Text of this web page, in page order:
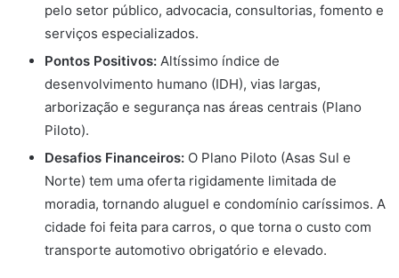
pelo setor público, advocacia, consultorias, fomento e
serviços especializados.
Pontos Positivos: Altíssimo índice de
desenvolvimento humano (IDH), vias largas,
arborização e segurança nas áreas centrais (Plano
Piloto).
Desafios Financeiros: O Plano Piloto (Asas Sul e
Norte) tem uma oferta rigidamente limitada de
moradia, tornando aluguel e condomínio caríssimos. A
cidade foi feita para carros, o que torna o custo com
transporte automotivo obrigatório e elevado.